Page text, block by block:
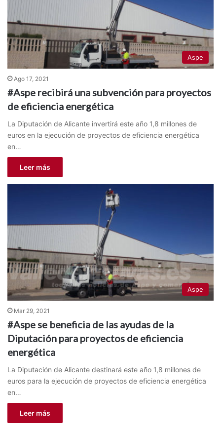
Aspe
Ago 17, 2021
#Aspe recibirá una subvención para proyectos
de eficiencia energética
La Diputación de Alicante invertirá este año 1,8 millones de
euros en la ejecución de proyectos de eficiencia energética
en…
Leer más
Aspe
Mar 29, 2021
#Aspe se beneficia de las ayudas de la
Diputación para proyectos de eficiencia
energética
La Diputación de Alicante destinará este año 1,8 millones de
euros para la ejecución de proyectos de eficiencia energética
en…
Leer más